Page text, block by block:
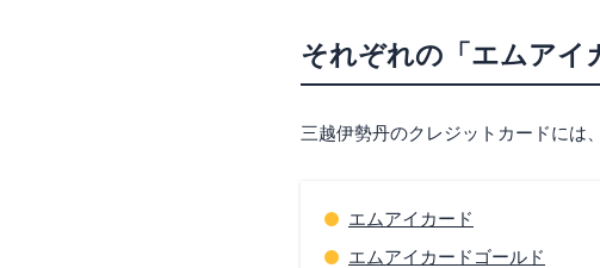
国際ブランド加盟店では、0.5
って良いと思います。
それぞれの「エムアイ
三越伊勢丹のクレジットカードには
エムアイカード
エムアイカードゴールド